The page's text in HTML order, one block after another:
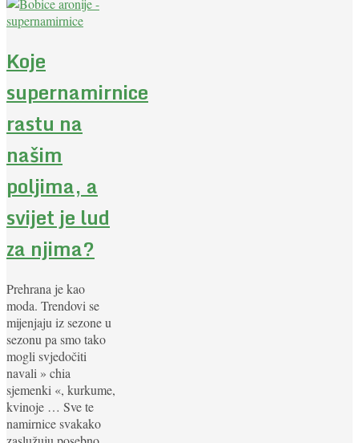
Koje
supernamirnice
rastu na
našim
poljima, a
svijet je lud
za njima?
Prehrana je kao
moda. Trendovi se
mijenjaju iz sezone u
sezonu pa smo tako
mogli svjedočiti
navali » chia
sjemenki «, kurkume,
kvinoje … Sve te
namirnice svakako